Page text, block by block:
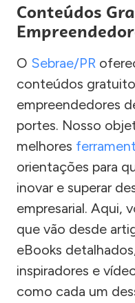
Conteúdos
O Sebrae/PR
conteúdos
empreendedores
portes. Nosso
melhores
orientações para
inovar e superar
empresarial. Aqui,
que vão desde
eBooks
inspiradores e
como cada um